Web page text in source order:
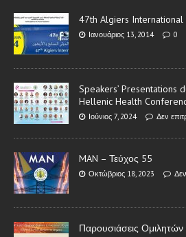
47th Algiers International
Ιανουάριος 13, 2014 0
Speakers’ Presentations
Hellenic Health
Ιούνιος 7, 2024 Δεν
MAN – Τεύχος 55
Οκτώβριος 18, 2023
Παρουσιάσεις Ομιλητών